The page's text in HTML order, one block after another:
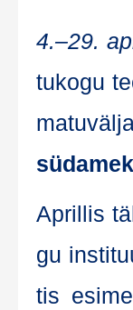
4.–29.
tu­ko­gu
April­lis
gu
tis